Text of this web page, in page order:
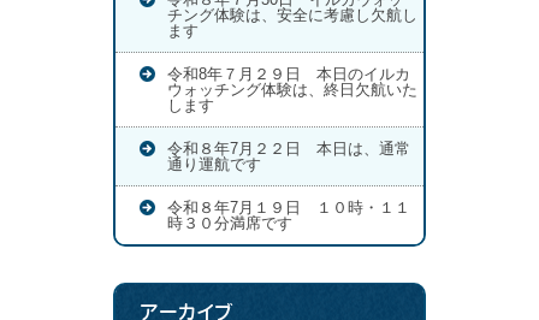
チング体験は、安全に考慮し欠航し
ます
令和8年７月２９日 本日のイルカ
ウォッチング体験は、終日欠航いた
します
令和８年7月２２日 本日は、通常
通り運航です
令和８年7月１９日 １０時・１１
時３０分満席です
アーカイブ